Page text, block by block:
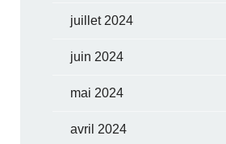
juillet 2024
juin 2024
mai 2024
avril 2024